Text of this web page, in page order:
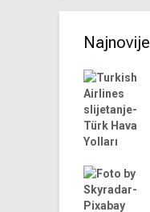
Najnovije